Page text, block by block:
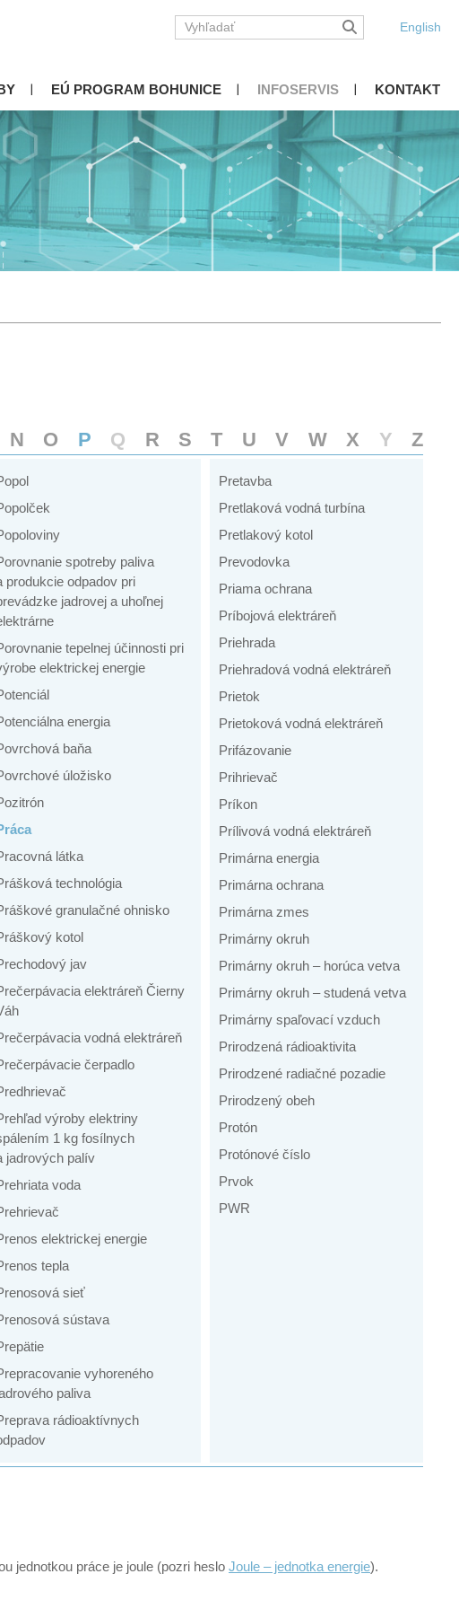
English
EÚ PROGRAM BOHUNICE INFOSERVIS KONTAKT
N O P Q R S T U V W X Y Z
spotreby paliva
produkcie odpadov pri
jadrovej a uhoľnej
tepelnej účinnosti pri
elektrickej energie
energia
baňa
úložisko
látka
technológia
granulačné ohnisko
kotol
jav
elektráreň Čierny
vodná elektráreň
čerpadlo
výroby elektriny
1 kg fosílnych
jadrových palív
voda
elektrickej energie
tepla
sieť
sústava
vyhoreného
paliva
rádioaktívnych
Pretavba
Pretlaková vodná turbína
Pretlakový kotol
Prevodovka
Priama ochrana
Príbojová elektráreň
Priehrada
Priehradová vodná elektráreň
Prietok
Prietoková vodná elektráreň
Prifázovanie
Prihrievač
Príkon
Prílivová vodná elektráreň
Primárna energia
Primárna ochrana
Primárna zmes
Primárny okruh
Primárny okruh – horúca vetva
Primárny okruh – studená vetva
Primárny spaľovací vzduch
Prirodzená rádioaktivita
Prirodzené radiačné pozadie
Prirodzený obeh
Protón
Protónové číslo
Prvok
PWR
jednotkou práce je joule (pozri heslo Joule – jednotka energie).